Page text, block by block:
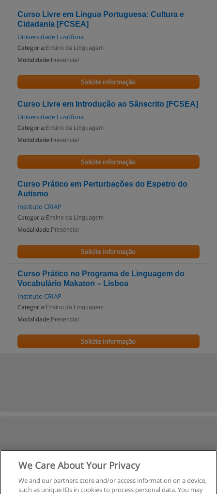
Curso Livre em Língua Portuguesa: Cultura e
Cidadania [FCSEA]
Universidade Lusófona
Categoria: Ensino da Linguagem
Modalidade: Presencial
Solicite informação
Curso Livre em Introdução ao Sânscrito [FCSEA]
Universidade Lusófona
Categoria: Ensino da Linguagem
Modalidade: Presencial
Solicite informação
Curso Prático em Perturbações do Espetro do
Autismo
Instituto CRIAP
Categoria: Ensino da Linguagem
Modalidade: Presencial
Solicite informação
Curso Prático no Programa de Linguagem do
Vocabulário Makaton – Lisboa
Instituto CRIAP
Categoria: Ensino da Linguagem
Modalidade: Presencial
Solicite informação
We Care About Your Privacy
We and our partners store and/or access information on a device,
such as unique IDs in cookies to process personal data. You may